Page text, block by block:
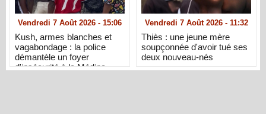
Vendredi 7 Août 2026 - 15:06
Kush, armes blanches et
vagabondage : la police
démantèle un foyer
d'insécurité à la Médina
Vendredi 7 Août 2026 - 11:32
Thiès : une jeune mère
soupçonnée d'avoir tué ses
deux nouveau-nés